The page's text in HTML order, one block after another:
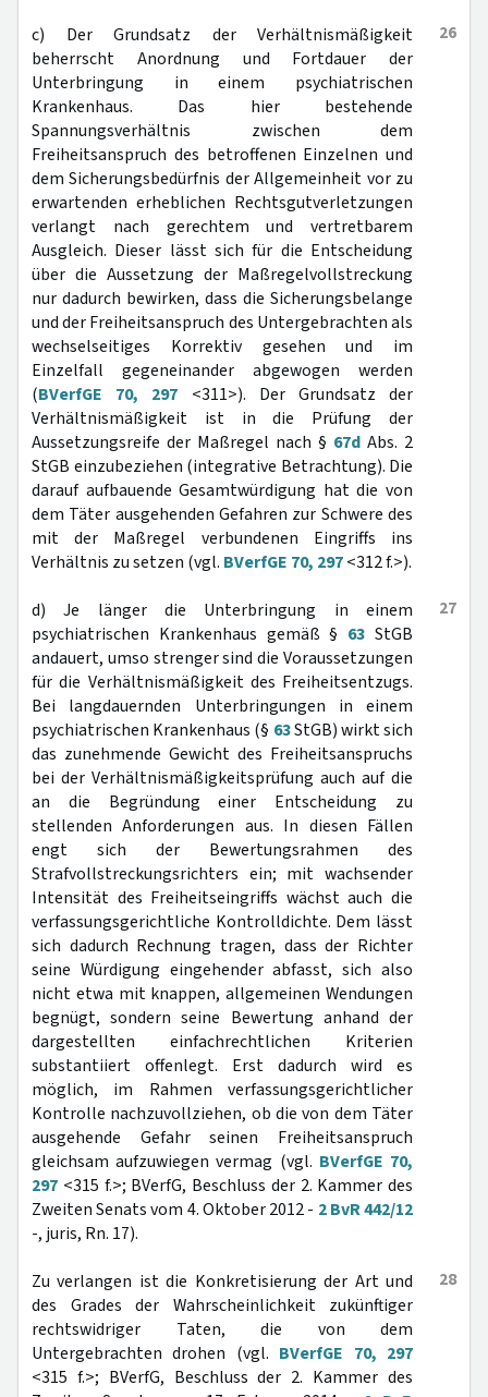
26
c) Der Grundsatz der Verhältnismäßigkeit
beherrscht Anordnung und Fortdauer der
Unterbringung in einem psychiatrischen
Krankenhaus. Das hier bestehende
Spannungsverhältnis zwischen dem
Freiheitsanspruch des betroffenen Einzelnen und
dem Sicherungsbedürfnis der Allgemeinheit vor zu
erwartenden erheblichen Rechtsgutverletzungen
verlangt nach gerechtem und vertretbarem
Ausgleich. Dieser lässt sich für die Entscheidung
über die Aussetzung der Maßregelvollstreckung
nur dadurch bewirken, dass die Sicherungsbelange
und der Freiheitsanspruch des Untergebrachten als
wechselseitiges Korrektiv gesehen und im
Einzelfall gegeneinander abgewogen werden
(BVerfGE 70, 297 <311>). Der Grundsatz der
Verhältnismäßigkeit ist in die Prüfung der
Aussetzungsreife der Maßregel nach § 67d Abs. 2
StGB einzubeziehen (integrative Betrachtung). Die
darauf aufbauende Gesamtwürdigung hat die von
dem Täter ausgehenden Gefahren zur Schwere des
mit der Maßregel verbundenen Eingriffs ins
Verhältnis zu setzen (vgl. BVerfGE 70, 297<312 f.>).
27
d) Je länger die Unterbringung in einem
psychiatrischen Krankenhaus gemäß § 63 StGB
andauert, umso strenger sind die Voraussetzungen
für die Verhältnismäßigkeit des Freiheitsentzugs.
Bei langdauernden Unterbringungen in einem
psychiatrischen Krankenhaus (§ 63StGB) wirkt sich
das zunehmende Gewicht des Freiheitsanspruchs
bei der Verhältnismäßigkeitsprüfung auch auf die
an die Begründung einer Entscheidung zu
stellenden Anforderungen aus. In diesen Fällen
engt sich der Bewertungsrahmen des
Strafvollstreckungsrichters ein; mit wachsender
Intensität des Freiheitseingriffs wächst auch die
verfassungsgerichtliche Kontrolldichte. Dem lässt
sich dadurch Rechnung tragen, dass der Richter
seine Würdigung eingehender abfasst, sich also
nicht etwa mit knappen, allgemeinen Wendungen
begnügt, sondern seine Bewertung anhand der
dargestellten einfachrechtlichen Kriterien
substantiiert offenlegt. Erst dadurch wird es
möglich, im Rahmen verfassungsgerichtlicher
Kontrolle nachzuvollziehen, ob die von dem Täter
ausgehende Gefahr seinen Freiheitsanspruch
gleichsam aufzuwiegen vermag (vgl. BVerfGE 70,
297 <315 f.>; BVerfG, Beschluss der 2. Kammer des
Zweiten Senats vom 4. Oktober 2012 - 2 BvR 442/12
-, juris, Rn. 17).
28
Zu verlangen ist die Konkretisierung der Art und
des Grades der Wahrscheinlichkeit zukünftiger
rechtswidriger Taten, die von dem
Untergebrachten drohen (vgl. BVerfGE 70, 297
<315 f.>; BVerfG, Beschluss der 2. Kammer des